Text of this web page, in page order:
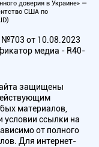
доверия в Украине» —
США по
№703 от 10.08.2023
медиа - R40-
защищены
материалов,
условии ссылки на
от полного
Для интернет-